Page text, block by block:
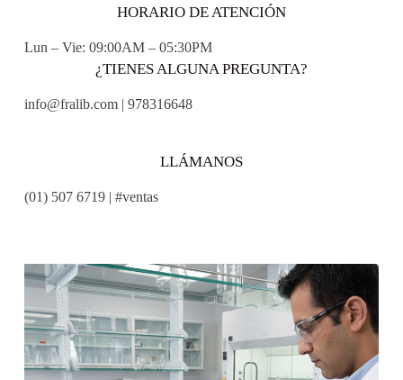
HORARIO DE ATENCIÓN
Lun – Vie: 09:00AM – 05:30PM
¿TIENES ALGUNA PREGUNTA?
info@fralib.com | 978316648
LLÁMANOS
(01) 507 6719 | #ventas